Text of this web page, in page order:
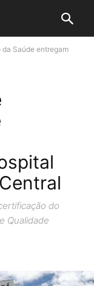
Saúde entregam
do
Qualidade